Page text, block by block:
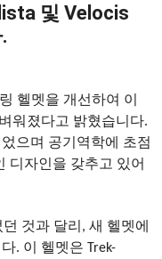
및 Velocis
헬멧을 개선하여 이
워졌다고 밝혔습니다.
으며 공기역학에 초점
디자인을 갖추고 있어
것과 달리, 새 헬멧에
. 이 헬멧은 Trek-